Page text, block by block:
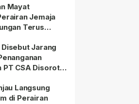
Mayat
Jemaja
Terus
Jarang
PT CSA Disorot
Langsung
di Perairan